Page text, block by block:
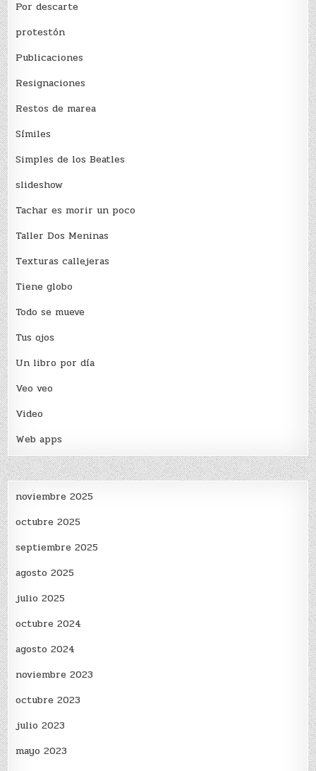
Por descarte
protestón
Publicaciones
Resignaciones
Restos de marea
Sí­miles
Simples de los Beatles
slideshow
Tachar es morir un poco
Taller Dos Meninas
Texturas callejeras
Tiene globo
Todo se mueve
Tus ojos
Un libro por día
Veo veo
Video
Web apps
noviembre 2025
octubre 2025
septiembre 2025
agosto 2025
julio 2025
octubre 2024
agosto 2024
noviembre 2023
octubre 2023
julio 2023
mayo 2023